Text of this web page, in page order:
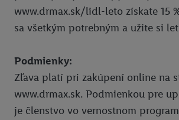
Zľava 10 % na krátkodobé cestovné poistenie
Zľava 10 % na celoročné cestovné poistenie
Súťaže
Click & Pick
www.drmax.sk/lidl-leto získate 15
sa všetkým potrebným a užite si
Podmienky:
Zľava platí pri zakúpení online na
www.drmax.sk. Podmienkou pre
je členstvo vo vernostnom